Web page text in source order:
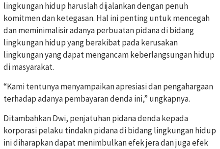
lingkungan hidup haruslah dijalankan dengan penuh
komitmen dan ketegasan. Hal ini penting untuk mencegah
dan meminimalisir adanya perbuatan pidana di bidang
lingkungan hidup yang berakibat pada kerusakan
lingkungan yang dapat mengancam keberlangsungan hidup
di masyarakat.
“Kami tentunya menyampaikan apresiasi dan pengahargaan
terhadap adanya pembayaran denda ini,” ungkapnya.
Ditambahkan Dwi, penjatuhan pidana denda kepada
korporasi pelaku tindakn pidana di bidang lingkungan hidup
ini diharapkan dapat menimbulkan efek jera dan juga efek